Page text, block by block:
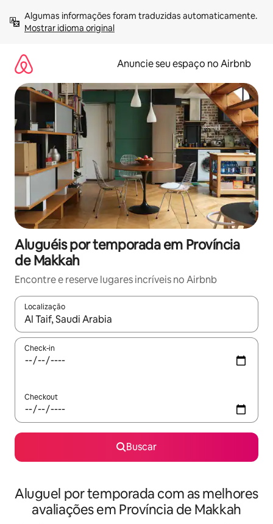
para
Mostrar idioma original
Anuncie seu espaço no Airbnb
Aluguéis por temporada em Província
de Makkah
Encontre e reserve lugares incríveis no Airbnb
Localização
Quando os resultados estiverem disponíveis, explore-os
Check-in
Checkout
Buscar
Aluguel por temporada com as melhores
avaliações em Província de Makkah